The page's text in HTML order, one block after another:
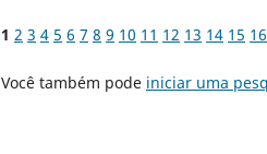
1 2 3 4 5 6 7 8 9 10 11 12 13 14 15 16
Você também pode iniciar uma